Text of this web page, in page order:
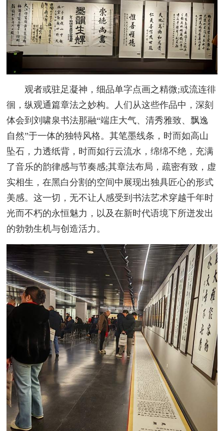
观者或驻足凝神，细品单字点画之精微;或流连徘
徊，纵观通篇章法之妙构。人们从这些作品中，深刻
体会到刘啸泉书法那融“端庄大气、清秀雅致、飘逸
自然”于一体的独特风格。其笔墨线条，时而如高山
坠石，力透纸背，时而如行云流水，绵绵不绝，充满
了音乐的韵律感与节奏感;其章法布局，疏密有致，虚
实相生，在黑白分割的空间中展现出独具匠心的形式
美感。这一切，无不让人感受到书法艺术穿越千年时
光而不朽的永恒魅力，以及在新时代语境下所迸发出
的勃勃生机与创造活力。